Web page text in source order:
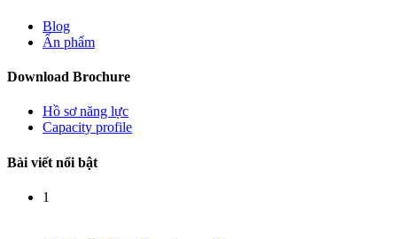
Blog
Ấn phẩm
Download Brochure
Hồ sơ năng lực
Capacity profile
Bài viết nổi bật
1